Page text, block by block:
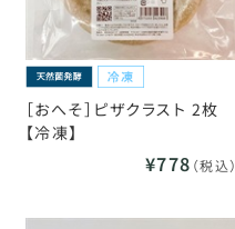
［おへそ］ピザクラスト 2枚
【冷凍】
¥778 （税込）